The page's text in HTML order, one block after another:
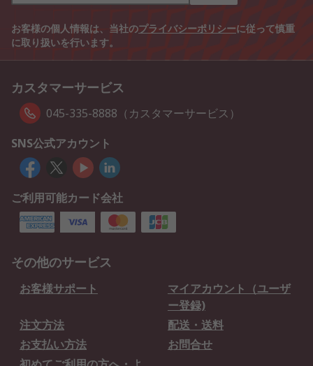
お客様の個人情報は、当社のプライバシーポリシーに従って慎重
に取り扱いを行います。
カスタマーサービス
045-335-8888（カスタマーサービス）
SNS公式アカウント
ご利用可能カード会社
その他のサービス
お客様サポート
マイアカウント（ユーザ
ー登録)
注文方法
配送・送料
お支払い方法
お問合せ